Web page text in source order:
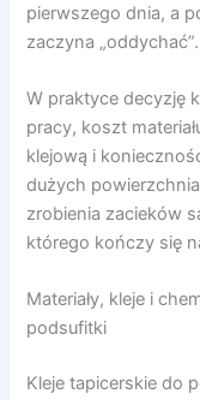
pierwszego dnia, a
zaczyna
W praktyce decyzję
pracy, koszt
klejową i
dużych
zrobienia zacieków
którego kończy się
Materiały, kleje i
podsufitki
Kleje tapicerskie do